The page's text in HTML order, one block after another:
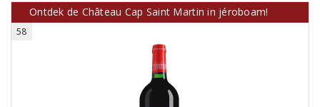
Ontdek de Château Cap Saint Martin in jéroboam!
58